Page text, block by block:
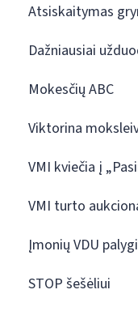
Atsiskaitymas
Dažniausiai
Mokesčių ABC
Viktorina
VMI kviečia į
VMI turto
Įmonių VDU
STOP šešėliui